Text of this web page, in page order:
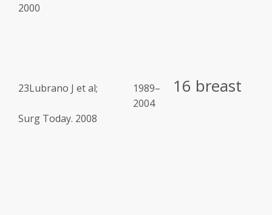
2000
23Lubrano J et al;
Surg Today. 2008
1989–
2004
16 breast